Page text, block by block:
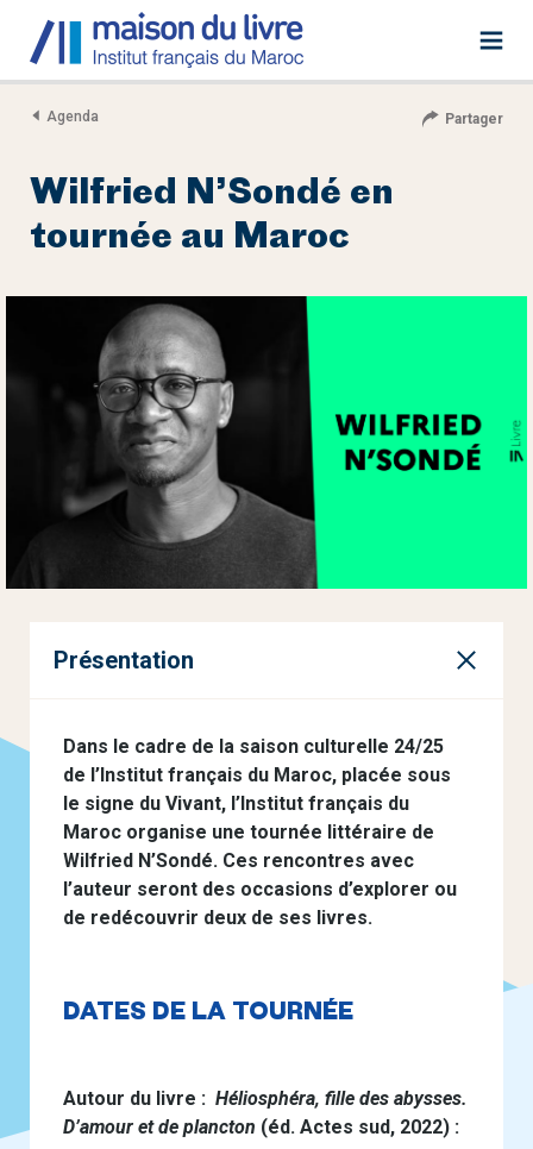
Agenda Partager
Wilfried N’Sondé en
tournée au Maroc
Présentation
Dans le cadre de la saison culturelle 24/25
de l’Institut français du Maroc, placée sous
le signe du Vivant, l’Institut français du
Maroc organise une tournée littéraire de
Wilfried N’Sondé. Ces rencontres avec
l’auteur seront des occasions d’explorer ou
de redécouvrir deux de ses livres.
DATES DE LA TOURNÉE
Autour du livre : Héliosphéra, fille des abysses.
D’amour et de plancton (éd. Actes sud, 2022) :